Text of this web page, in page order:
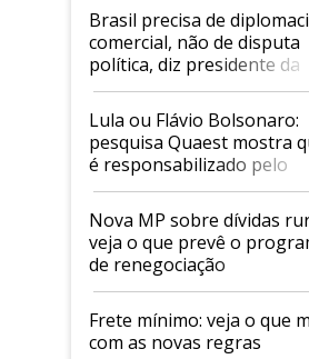
Brasil precisa de
comercial, não de disputa
política, diz presidente da
Faesp
Lula ou Flávio Bolsonaro:
pesquisa Quaest mostra
é responsabilizado pelo
tarifaço dos EUA
Nova MP sobre dívidas
veja o que prevê o
de renegociação
Frete mínimo: veja o que
com as novas regras